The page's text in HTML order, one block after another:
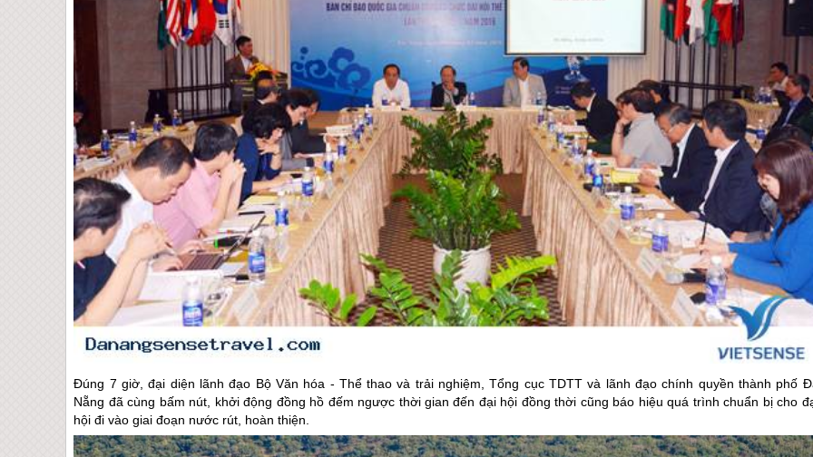
Đúng 7 giờ, đại diện lãnh đạo Bộ Văn hóa - Thể thao và trải nghiệm, Tổng cục TDTT và lãnh đạo chính quyền thành phố
Nẵng đã cùng bấm nút, khởi động đồng hồ đếm ngược thời gian đến đại hội đồng thời cũng báo hiệu quá trình chuẩn bị cho
hội đi vào giai đoạn nước rút, hoàn thiện.